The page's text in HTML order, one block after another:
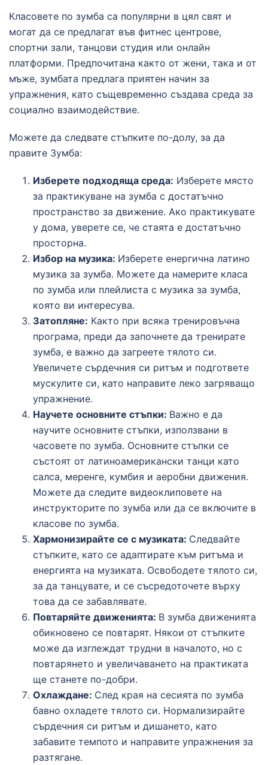
Класовете по зумба са популярни в цял свят и
могат да се предлагат във фитнес центрове,
спортни зали, танцови студия или онлайн
платформи. Предпочитана както от жени, така и от
мъже, зумбата предлага приятен начин за
упражнения, като същевременно създава среда за
социално взаимодействие.
Можете да следвате стъпките по-долу, за да
правите Зумба:
Изберете подходяща среда: Изберете място
за практикуване на зумба с достатъчно
пространство за движение. Ако практикувате
у дома, уверете се, че стаята е достатъчно
просторна.
Избор на музика: Изберете енергична латино
музика за зумба. Можете да намерите класа
по зумба или плейлиста с музика за зумба,
която ви интересува.
Затопляне: Както при всяка тренировъчна
програма, преди да започнете да тренирате
зумба, е важно да загреете тялото си.
Увеличете сърдечния си ритъм и подгответе
мускулите си, като направите леко загряващо
упражнение.
Научете основните стъпки: Важно е да
научите основните стъпки, използвани в
часовете по зумба. Основните стъпки се
състоят от латиноамерикански танци като
салса, меренге, кумбия и аеробни движения.
Можете да следите видеоклиповете на
инструкторите по зумба или да се включите в
класове по зумба.
Хармонизирайте се с музиката: Следвайте
стъпките, като се адаптирате към ритъма и
енергията на музиката. Освободете тялото си,
за да танцувате, и се съсредоточете върху
това да се забавлявате.
Повтаряйте движенията: В зумба движенията
обикновено се повтарят. Някои от стъпките
може да изглеждат трудни в началото, но с
повтарянето и увеличаването на практиката
ще станете по-добри.
Охлаждане: След края на сесията по зумба
бавно охладете тялото си. Нормализирайте
сърдечния си ритъм и дишането, като
забавите темпото и направите упражнения за
разтягане.